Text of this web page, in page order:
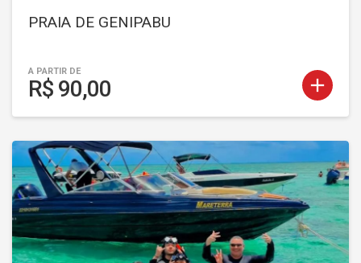
add
PRAIA DE GENIPABU
A PARTIR DE
R$ 90,00